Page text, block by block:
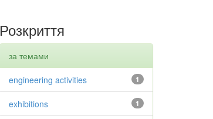
Розкриття
за темами
1
engineering activities
1
exhibitions